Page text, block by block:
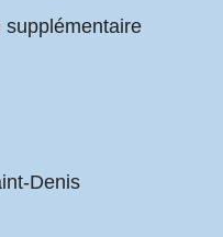
supplémentaire
Denis